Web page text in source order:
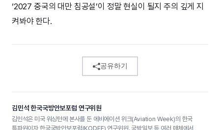
‘2027 중국의 대만 침공설’이 정말 현실이 될지 주의 깊게 지
켜봐야 한다.
공유하기
김민석 한국국방안보포럼 연구위원
김민석은 미국 워싱턴에 본사를 둔 에비에이션 위크(Aviation Week)의 한국
특파원이자 한국국방안보포럼(KODEF) 연구위원. 국방일보 등 여러 매체에서